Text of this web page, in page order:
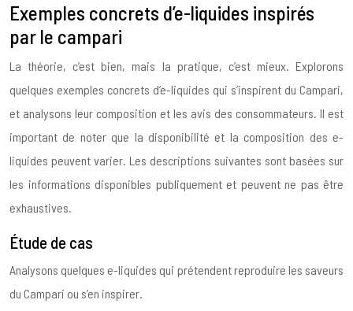
Exemples concrets d’e-liquides inspirés
par le campari
La théorie, c’est bien, mais la pratique, c’est mieux. Explorons
quelques exemples concrets d’e-liquides qui s’inspirent du Campari,
et analysons leur composition et les avis des consommateurs. Il est
important de noter que la disponibilité et la composition des e-
liquides peuvent varier. Les descriptions suivantes sont basées sur
les informations disponibles publiquement et peuvent ne pas être
exhaustives.
Étude de cas
Analysons quelques e-liquides qui prétendent reproduire les saveurs
du Campari ou s’en inspirer.